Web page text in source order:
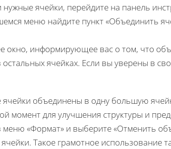
нужные ячейки, перейдите на панель
меню найдите пункт «Объединить
окно, информирующее вас о том, что
ячейках. Если вы уверены в
объединены в одну большую
момент для улучшения структуры и
«Формат» и выберите «Отменить
Такое грамотное использование